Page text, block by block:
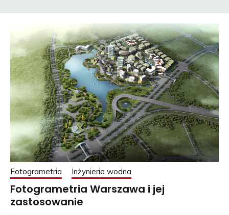
Fotogrametria Inżynieria wodna
Fotogrametria Warszawa i jej
zastosowanie